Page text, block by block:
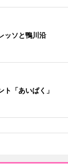
ッソと鴨川沿
ト「あいぱく」